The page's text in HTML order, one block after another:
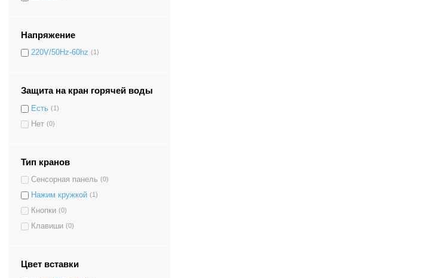
Напряжение
220V/50Hz-60hz (1)
Защита на кран горячей воды
Есть (1)
Нет (0)
Тип кранов
Сенсорная панель (0)
Нажим кружкой (1)
Кнопки (0)
Клавиши (0)
Цвет вставки